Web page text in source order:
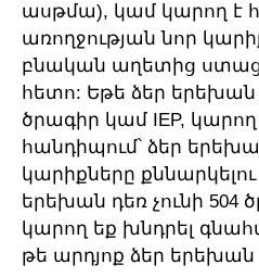
ասթմա), կամ կարող է
առողջության նոր
բնական աղետից
հետո: Եթե ձեր երեխան
ծրագիր կամ IEP, կարող
հանդիպում՝ ձեր
կարիքները
երեխան դեռ չունի 504
կարող եք խնդրել
թե արդյոք ձեր